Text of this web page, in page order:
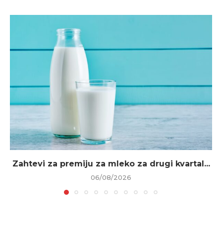
Zahtevi za premiju za mleko za drugi kvartal...
06/08/2026